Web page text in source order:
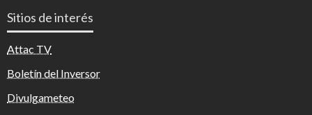
Sitios de interés
Attac TV
Boletín del Inversor
Divulgameteo